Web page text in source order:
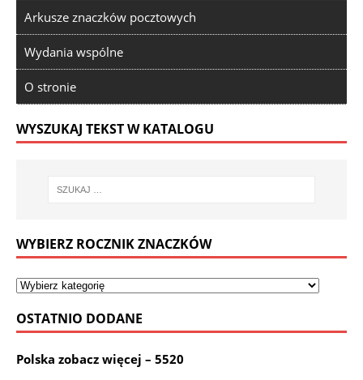
Arkusze znaczków pocztowych
Wydania wspólne
O stronie
WYSZUKAJ TEKST W KATALOGU
WYBIERZ ROCZNIK ZNACZKÓW
OSTATNIO DODANE
Polska zobacz więcej – 5520